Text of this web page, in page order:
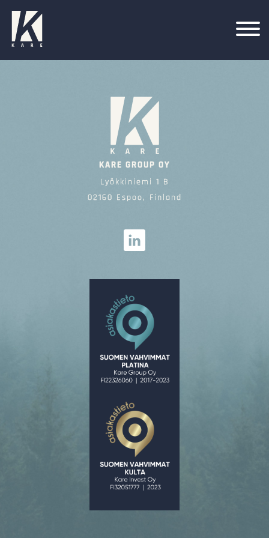
KARE GROUP OY
Lyökkiniemi 1 B
02160 Espoo, Finland